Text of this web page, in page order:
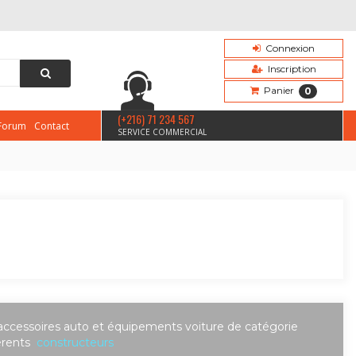
Connexion
Inscription
Panier
0
Contact (+216) 71 234 567
SERVICE COMMERCIAL
auto et équipements voiture de catégorie
constructeurs